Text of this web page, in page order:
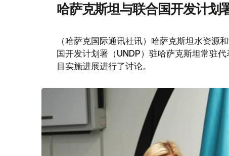
哈萨克斯坦与联合国开发计划
（哈萨克国际通讯社讯）哈萨克斯坦水资源
国开发计划署（UNDP）驻哈萨克斯坦常驻
目实施进展进行了讨论。